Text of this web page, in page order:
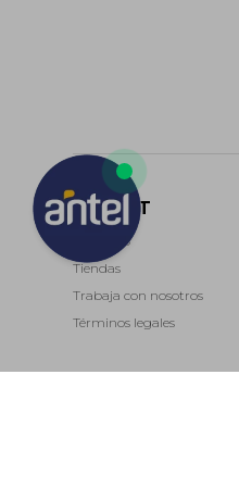
MARKET
Contacto
Tiendas
Trabaja con nosotros
Términos legales